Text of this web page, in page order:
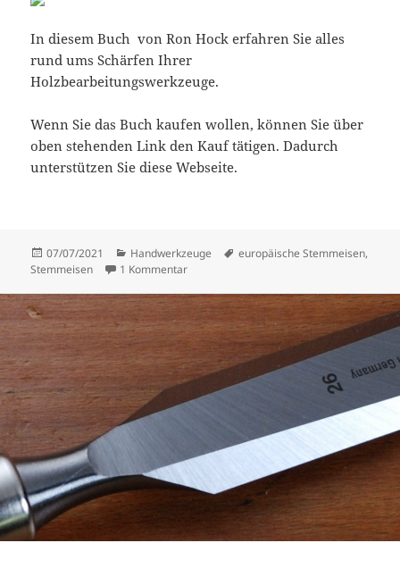
In diesem Buch von Ron Hock erfahren Sie alles
rund ums Schärfen Ihrer
Holzbearbeitungswerkzeuge.
Wenn Sie das Buch kaufen wollen, können Sie über
oben stehenden Link den Kauf tätigen. Dadurch
unterstützen Sie diese Webseite.
Veröffentlicht
am
07/07/2021 Kategorien
Handwerkzeuge Schlagwörter
europäische Stemmeisen,
Stemmeisen
1 Kommentarzu Europäische Stemmeisen –